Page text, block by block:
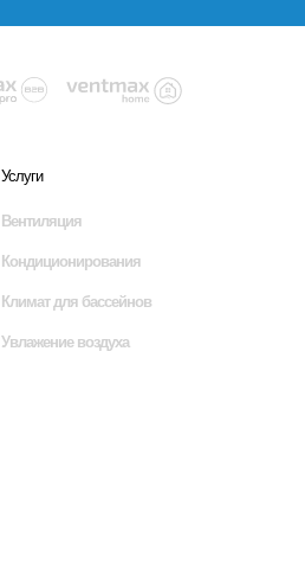
Климат для бассейнов
Кондиционирования
Вентиляция
Услуги
Увлажение воздуха